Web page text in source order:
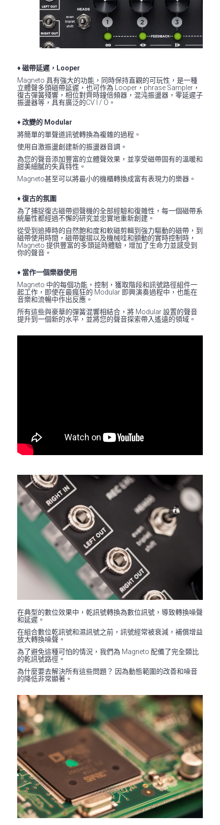
♦ 磁帶延遲，Looper
Magneto 具有強大的功能，同時保持直觀的可玩性，是一種
立體聲多頭磁帶延遲，也可作為 Looper，phrase Sampler，
復古彈簧殘響，相位對齊時鐘倍頻器，混沌振盪器，零延遲子
振盪器等，具有廣泛的CV I / O。
♦ 改變的 Modular
將簡單的單聲道訊號轉換為複雜的過程。
使用自激振盪創建新的振盪器音調。
為您的聲音添加豐富的立體聲效果，並享受磁帶固有的溫暖和
甜美細膩的失真特性。
Magneto甚至可以將最小的機櫃轉換成富有表現力的樂器。
♦ 復古的氛圍
為了捕捉復古磁帶迴聲機的全部經驗和復雜性，每一個磁帶系
統屬性都經過不懈的研究並忠實地重新創建。
從受到追捧時的自然飽和度和軟磁剪輯到強力驅動的磁帶，到
磁帶使用時間，磁帶皺摺以及機械哇和顫動的實時控制時，
Magneto 提供豐富的多頭延時體驗，增加了生命力並感受到
你的聲音。
♦ 當作一個樂器使用
Magneto 中的每個功能，控制，獲取階段和訊號路徑組件一
起工作，即使在最瘋狂的 Modular 即興演奏過程中，也能在
音樂和流暢中作出反應。
所有這些與豪華的彈簧混響相結合，將 Modular 設置的聲音
提升到一個新的水平，並將您的聲音探索帶入遙遠的領域。
在典型的數位效果中，乾訊號轉換為數位訊號，導致轉換噪聲
和延遲。
在組合數位乾訊號和濕訊號之前，訊號經常被衰減，補償增益
放大轉換噪聲。
為了避免這種可怕的情況，我們為 Magneto 配備了完全類比
的乾訊號路徑。
為什麼要去解決所有這些問題？ 因為動態範圍的改善和噪音
的降低非常顯著。